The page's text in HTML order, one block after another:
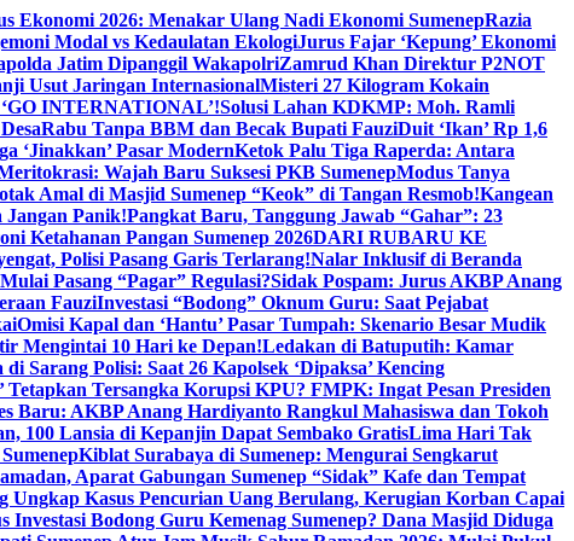
Ekonomi 2026: Menakar Ulang Nadi Ekonomi SumenepRazia
Modal vs Kedaulatan EkologiJurus Fajar ‘Kepung’ Ekonomi
Jatim Dipanggil WakapolriZamrud Khan Direktur P2NOT
Usut Jaringan InternasionalMisteri 27 Kilogram Kokain
INTERNATIONAL’!Solusi Lahan KDKMP: Moh. Ramli
Rabu Tanpa BBM dan Becak Bupati FauziDuit ‘Ikan’ Rp 1,6
‘Jinakkan’ Pasar ModernKetok Palu Tiga Raperda: Antara
Wajah Baru Suksesi PKB SumenepModus Tanya
Amal di Masjid Sumenep “Keok” di Tangan Resmob!Kangean
Jangan Panik!Pangkat Baru, Tanggung Jawab “Gahar”: 23
Ketahanan Pangan Sumenep 2026DARI RUBARU KE
Polisi Pasang Garis Terlarang!Nalar Inklusif di Beranda
Pasang “Pagar” Regulasi?Sidak Pospam: Jurus AKBP Anang
FauziInvestasi “Bodong” Oknum Guru: Saat Pejabat
Omisi Kapal dan ‘Hantu’ Pasar Tumpah: Skenario Besar Mudik
Mengintai 10 Hari ke Depan!Ledakan di Batuputih: Kamar
Sarang Polisi: Saat 26 Kapolsek ‘Dipaksa’ Kencing
Tetapkan Tersangka Korupsi KPU? FMPK: Ingat Pesan Presiden
Baru: AKBP Anang Hardiyanto Rangkul Mahasiswa dan Tokoh
100 Lansia di Kepanjin Dapat Sembako GratisLima Hari Tak
Kiblat Surabaya di Sumenep: Mengurai Sengkarut
Aparat Gabungan Sumenep “Sidak” Kafe dan Tempat
Ungkap Kasus Pencurian Uang Berulang, Kerugian Korban Capai
Investasi Bodong Guru Kemenag Sumenep? Dana Masjid Diduga